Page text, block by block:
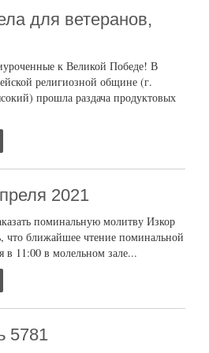
для ветеранов,
к Великой Победе! В
религиозной общине (г.
прошла раздача продуктовых
2021
поминальную молитву Изкор
ближайшее чтение поминальной
в 11:00 в молельном зале...
5781